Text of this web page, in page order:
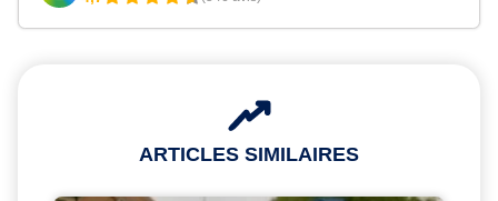
ARTICLES SIMILAIRES